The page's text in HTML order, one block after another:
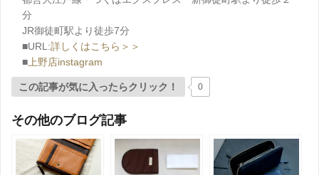
分
JR御徒町駅より徒歩7分
■URL:詳しくはこちら＞＞
■上野店instagram
この記事が気に入ったらクリック！ 0
その他のブログ記事